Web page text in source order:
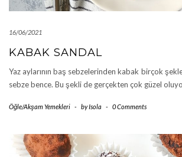
16/06/2021
KABAK SANDAL
Yaz aylarının baş sebzelerinden kabak birçok
sebze bence. Bu şekli de gerçekten çok güzel
Öğle/Akşam Yemekleri - byIsola - 0 Comments